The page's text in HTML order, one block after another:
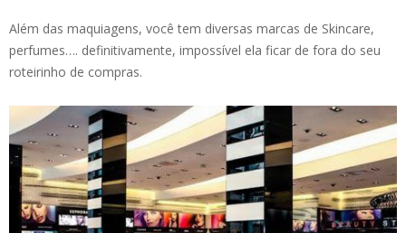
Além das maquiagens, você tem diversas marcas de Skincare,
perfumes…. definitivamente, impossível ela ficar de fora do seu
roteirinho de compras.